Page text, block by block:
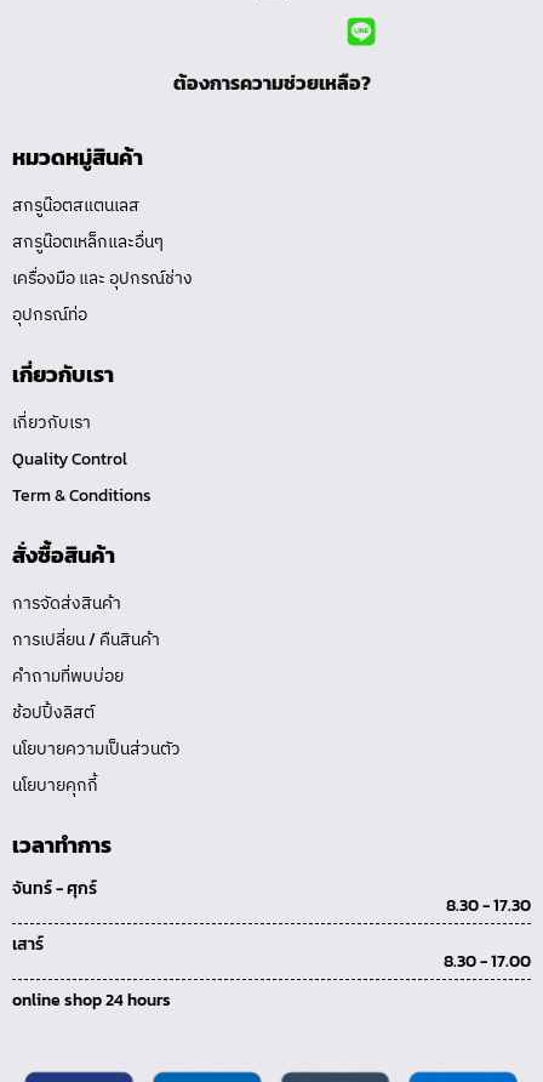
ต้องการความช่วยเหลือ?
หมวดหมู่สินค้า
สกรูน๊อตสแตนเลส
สกรูน๊อตเหล็กและอื่นๆ
เครื่องมือ และ อุปกรณ์ช่าง
อุปกรณ์ท่อ
เกี่ยวกับเรา
เกี่ยวกับเรา
Quality Control
Term & Conditions
สั่งซื้อสินค้า
การจัดส่งสินค้า
การเปลี่ยน / คืนสินค้า
คำถามที่พบบ่อย
ช้อปปิ้งลิสต์
นโยบายความเป็นส่วนตัว
นโยบายคุกกี้
เวลาทำการ
จันทร์ - ศุกร์
8.30 - 17.30
เสาร์
8.30 - 17.00
online shop 24 hours